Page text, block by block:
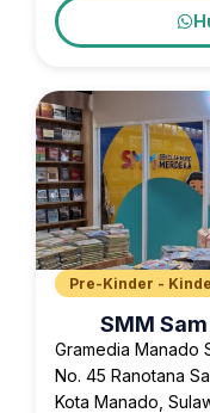
Pre-Kinder -
SMM
Gramedia Manado
No. 45 Ranotana
Kota Manado,